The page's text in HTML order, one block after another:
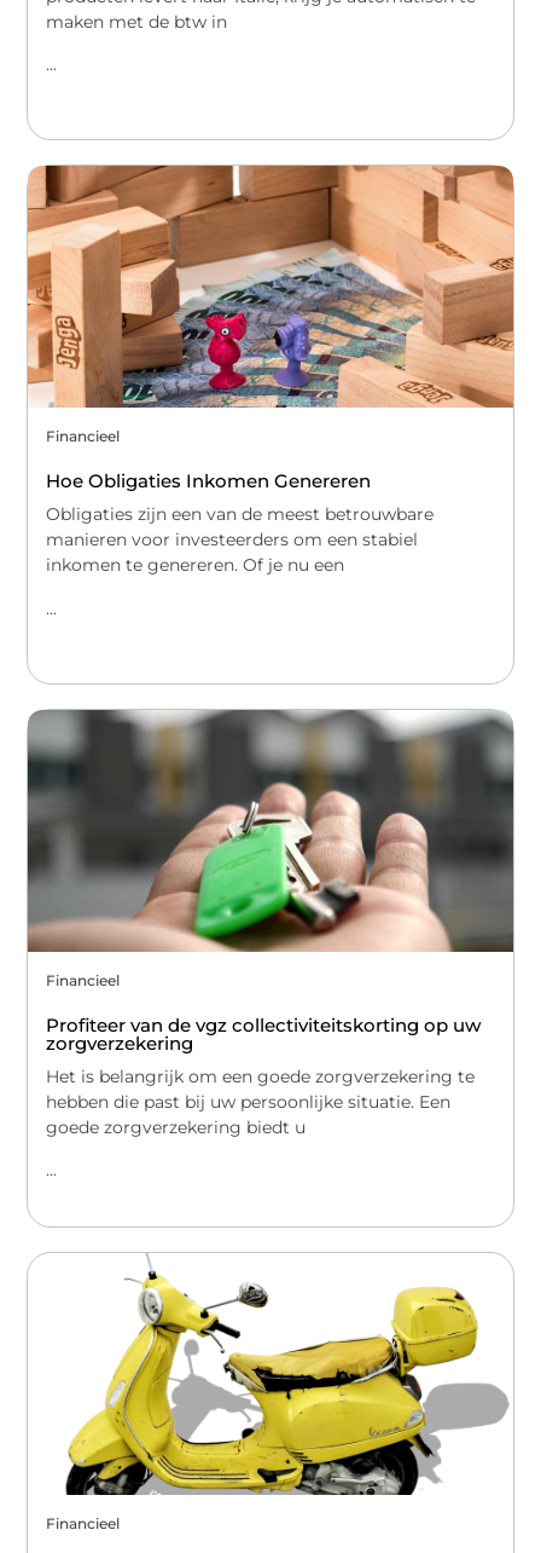
maken met de btw in
...
Financieel
Hoe Obligaties Inkomen Genereren
Obligaties zijn een van de meest betrouwbare
manieren voor investeerders om een stabiel
inkomen te genereren. Of je nu een
...
Financieel
Profiteer van de vgz collectiviteitskorting op uw
zorgverzekering
Het is belangrijk om een goede zorgverzekering te
hebben die past bij uw persoonlijke situatie. Een
goede zorgverzekering biedt u
...
Financieel